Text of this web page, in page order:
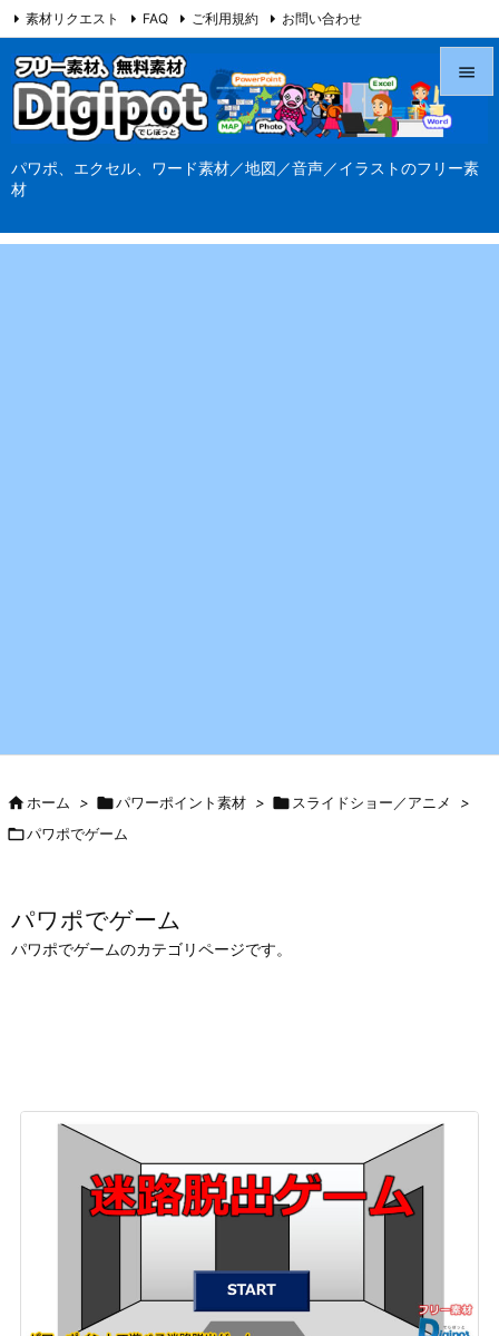
パワポ、エクセル、ワード素材／地図／音声／イラストのフリー素
材



素材リクエスト FAQ ご利用規約 お問い合わせ
当サイト（Digipot.net）について
ホーム > パワーポイント素材 >  スライドショー／アニメ >
パワポでゲーム
パワポでゲーム
パワポでゲームのカテゴリページです。